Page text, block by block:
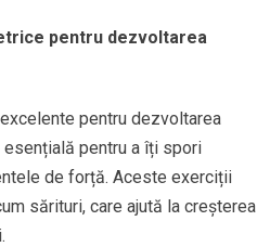
pentru dezvoltarea
pentru dezvoltarea
pentru a îți spori
de forță. Aceste exerciții
sărituri, care ajută la creșterea